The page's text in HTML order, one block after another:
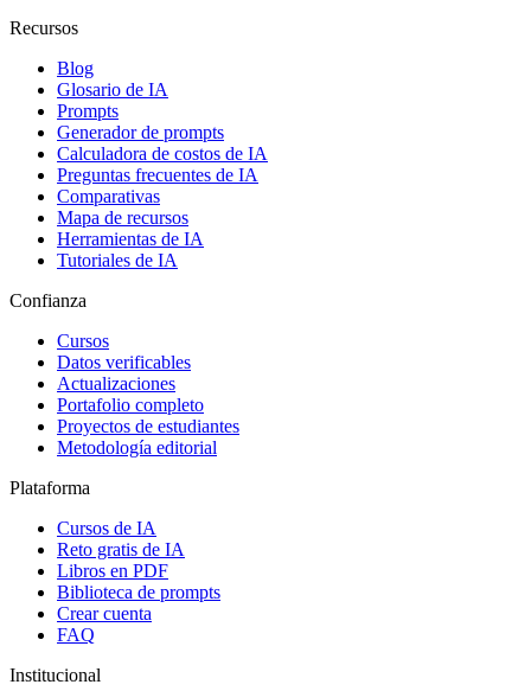
Recursos
Blog
Glosario de IA
Prompts
Generador de prompts
Calculadora de costos de IA
Preguntas frecuentes de IA
Comparativas
Mapa de recursos
Herramientas de IA
Tutoriales de IA
Confianza
Cursos
Datos verificables
Actualizaciones
Portafolio completo
Proyectos de estudiantes
Metodología editorial
Plataforma
Cursos de IA
Reto gratis de IA
Libros en PDF
Biblioteca de prompts
Crear cuenta
FAQ
Institucional